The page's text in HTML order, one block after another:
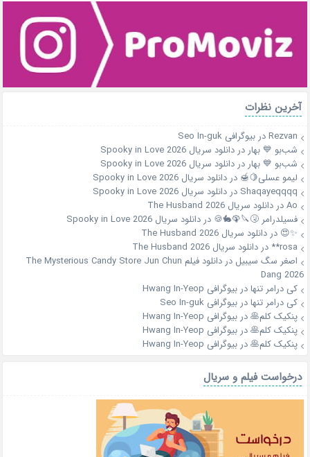
آخرین نظرات
Rezvanدربیوگرافی Seo In-guk
شب‌بو 💙 بهاردردانلود سریال Spooky in Love 2026
شب‌بو 💙 بهاردردانلود سریال Spooky in Love 2026
لیمو عسلی🍋🍯 دردانلود سریال Spooky in Love 2026
Shaqayeqqqq دردانلود سریال Spooky in Love 2026
Aoدردانلود سریال The Husband 2026
فسیلدرامر 🤧🔪🦚🐇🍪 دردانلود سریال Spooky in Love 2026
✨😍 دردانلود سریال The Husband 2026
rosa**
دردانلود سریال The Husband 2026
اصغر سگ سیبیل در
دانلود فیلم The Mysterious Candy Store Jun Chun
Dang 2026
کی درامر تنهادربیوگرافی Hwang In-Yeop
کی درامر تنهادربیوگرافی Seo In-guk
پنکیک کلم🥞دربیوگرافی Hwang In-Yeop
پنکیک کلم🥞دربیوگرافی Hwang In-Yeop
پنکیک کلم🥞دربیوگرافی Hwang In-Yeop
درخواست فیلم و سریال